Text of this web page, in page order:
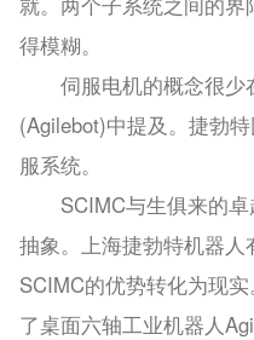
得模糊。
伺服电机的概念很少
(Agilebot)中提及。捷勃
服系统。
SCIMC与生俱来的卓
抽象。上海捷勃特机器
SCIMC的优势转化为现
了桌面六轴工业机器人